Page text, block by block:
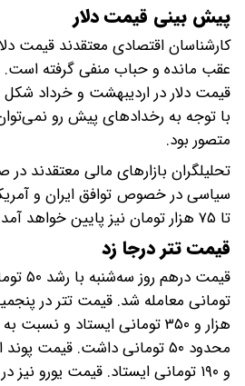
پیش بینی قیمت دلار
کارشناسان اقتصادی معتقدند قیمت
عقب‌ مانده و حباب منفی گرفته است.
قیمت دلار در اردیبهشت و خرداد شکل
با توجه به رخدادهای پیش رو
متصور بود.
تحلیلگران بازارهای مالی معتقدند
سیاسی در خصوص توافق ایران و
تا ۷۵ هزار تومان نیز پایین‌ خواهد آمد.
قیمت تتر درجا زد
هزار و ۳۵۰ تومانی ایستاد و